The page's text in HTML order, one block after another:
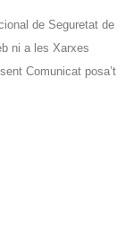
de Seguretat de
ni a les Xarxes
Comunicat posa’t